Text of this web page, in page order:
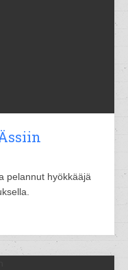
pelannut hyökkääjä